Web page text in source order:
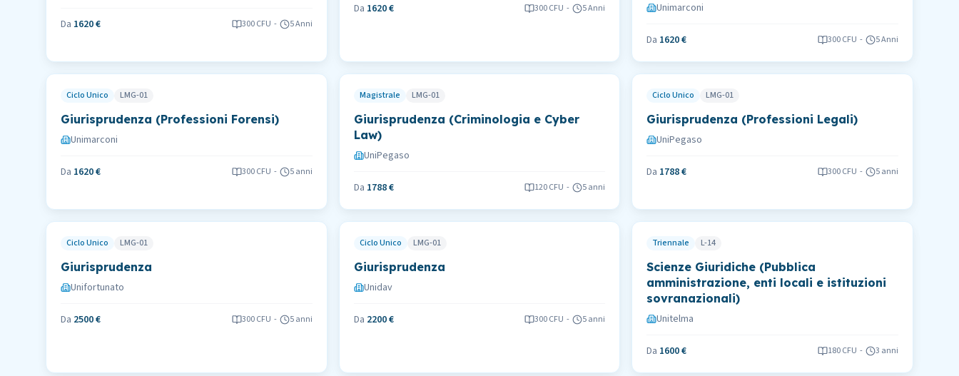
Da 1620 € 300CFU - 5 Anni
Da 1620 € 300CFU - 5 Anni
Unimarconi
Da 1620 € 300CFU - 5 Anni
Ciclo Unico LMG-01
Giurisprudenza (Professioni Forensi)
Unimarconi
Da 1620 € 300CFU - 5 anni
Magistrale LMG-01
Giurisprudenza (Criminologia e Cyber
Law)
UniPegaso
Da 1788 € 120CFU - 5 anni
Ciclo Unico LMG-01
Giurisprudenza (Professioni Legali)
UniPegaso
Da 1788 € 300CFU - 5 anni
Ciclo Unico LMG-01
Giurisprudenza
Unifortunato
Da 2500 € 300CFU - 5 anni
Ciclo Unico LMG-01
Giurisprudenza
Unidav
Da 2200 € 300CFU - 5 anni
Triennale L-14
Scienze Giuridiche (Pubblica
amministrazione, enti locali e istituzioni
sovranazionali)
Unitelma
Da 1600 € 180CFU - 3 anni